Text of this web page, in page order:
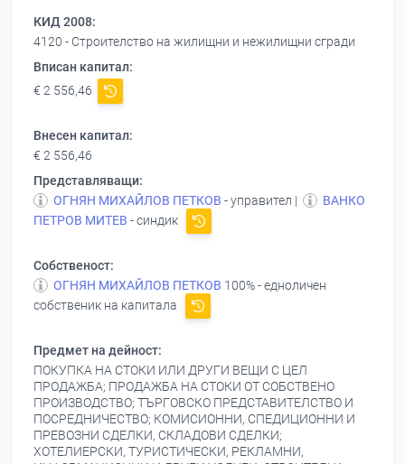
КИД 2008:
4120 - Строителство на жилищни и нежилищни сгради
Вписан капитал:
€ 2 556,46
Внесен капитал:
€ 2 556,46
Представляващи:
ОГНЯН МИХАЙЛОВ ПЕТКОВ - управител |
ВАНКО
ПЕТРОВ МИТЕВ - синдик
Собственост:
ОГНЯН МИХАЙЛОВ ПЕТКОВ 100% - едноличен
собственик на капитала
Предмет на дейност:
ПОКУПКА НА СТОКИ ИЛИ ДРУГИ ВЕЩИ С ЦЕЛ
ПРОДАЖБА; ПРОДАЖБА НА СТОКИ ОТ СОБСТВЕНО
ПРОИЗВОДСТВО; ТЪРГОВСКО ПРЕДСТАВИТЕЛСТВО И
ПОСРЕДНИЧЕСТВО; КОМИСИОННИ, СПЕДИЦИОННИ И
ПРЕВОЗНИ СДЕЛКИ, СКЛАДОВИ СДЕЛКИ;
ХОТЕЛИЕРСКИ, ТУРИСТИЧЕСКИ, РЕКЛАМНИ,